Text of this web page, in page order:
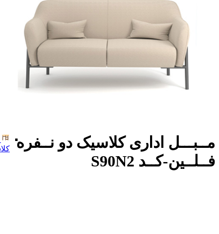
مــبـــل اداری کلاسیک دو نــفره
فــلــین-کــد S90N2